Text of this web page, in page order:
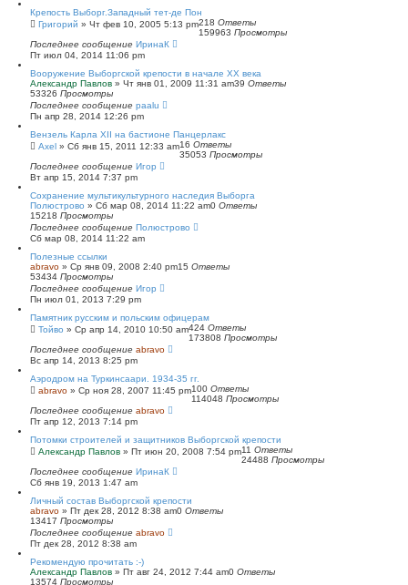
Крепость Выборг.Западный тет-де Пон
Григорий » Чт фев 10, 2005 5:13 pm218 Ответы
159963 Просмотры
Последнее сообщение ИринаК
Пт июл 04, 2014 11:06 pm
Вооружение Выборгской крепости в начале ХХ века
Александр Павлов » Чт янв 01, 2009 11:31 am39 Ответы
53326 Просмотры
Последнее сообщение paalu
Пн апр 28, 2014 12:26 pm
Вензель Карла XII на бастионе Панцерлакс
Axel » Сб янв 15, 2011 12:33 am16 Ответы
35053 Просмотры
Последнее сообщение Игор
Вт апр 15, 2014 7:37 pm
Сохранение мультикультурного наследия Выборга
Полюстрово » Сб мар 08, 2014 11:22 am0 Ответы
15218 Просмотры
Последнее сообщение Полюстрово
Сб мар 08, 2014 11:22 am
Полезные ссылки
abravo » Ср янв 09, 2008 2:40 pm15 Ответы
53434 Просмотры
Последнее сообщение Игор
Пн июл 01, 2013 7:29 pm
Памятник русским и польским офицерам
Тойво » Ср апр 14, 2010 10:50 am424 Ответы
173808 Просмотры
Последнее сообщение abravo
Вс апр 14, 2013 8:25 pm
Аэродром на Туркинсаари. 1934-35 гг.
abravo » Ср ноя 28, 2007 11:45 pm100 Ответы
114048 Просмотры
Последнее сообщение abravo
Пт апр 12, 2013 7:14 pm
Потомки строителей и защитников Выборгской крепости
Александр Павлов » Пт июн 20, 2008 7:54 pm11 Ответы
24488 Просмотры
Последнее сообщение ИринаК
Сб янв 19, 2013 1:47 am
Личный состав Выборгской крепости
abravo » Пт дек 28, 2012 8:38 am0 Ответы
13417 Просмотры
Последнее сообщение abravo
Пт дек 28, 2012 8:38 am
Рекомендую прочитать :-)
Александр Павлов » Пт авг 24, 2012 7:44 am0 Ответы
13574 Просмотры